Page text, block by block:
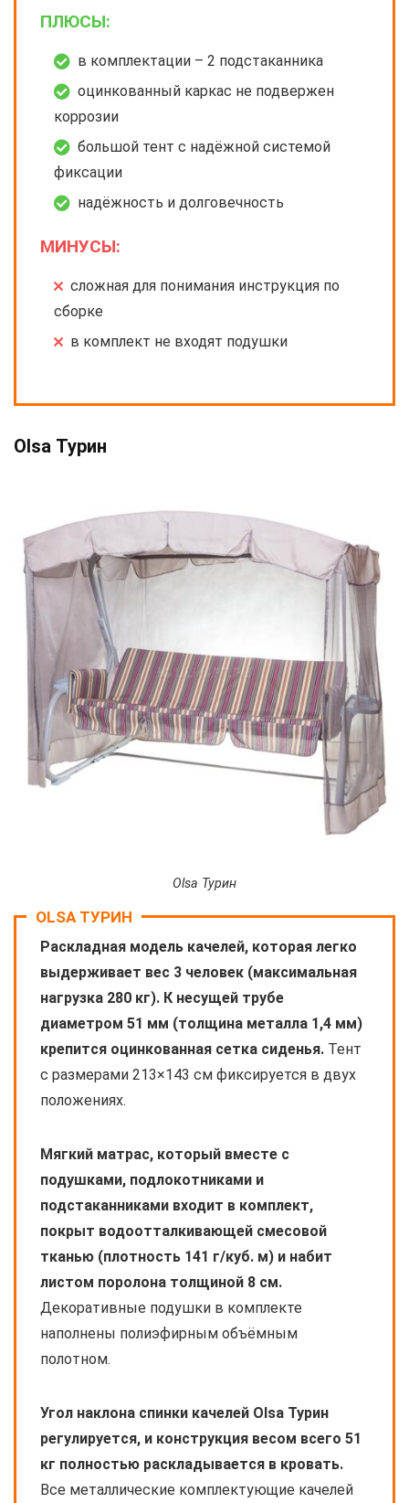
ПЛЮСЫ:
в комплектации – 2 подстаканника
оцинкованный каркас не подвержен
коррозии
большой тент с надёжной системой
фиксации
надёжность и долговечность
МИНУСЫ:
сложная для понимания инструкция по
сборке
в комплект не входят подушки
Olsa Турин
Olsa Турин
OLSA ТУРИН
Раскладная модель качелей, которая легко
выдерживает вес 3 человек (максимальная
нагрузка 280 кг). К несущей трубе
диаметром 51 мм (толщина металла 1,4 мм)
крепится оцинкованная сетка сиденья. Тент
с размерами 213×143 см фиксируется в двух
положениях.
Мягкий матрас, который вместе с
подушками, подлокотниками и
подстаканниками входит в комплект,
покрыт водоотталкивающей смесовой
тканью (плотность 141 г/куб. м) и набит
листом поролона толщиной 8 см.
Декоративные подушки в комплекте
наполнены полиэфирным объёмным
полотном.
Угол наклона спинки качелей Olsa Турин
регулируется, и конструкция весом всего 51
кг полностью раскладывается в кровать.
Все металлические комплектующие качелей